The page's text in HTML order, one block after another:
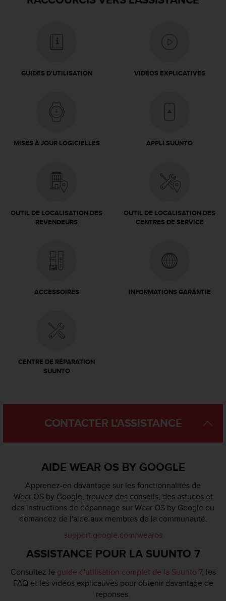
GUIDES D'UTILISATION VIDÉOS EXPLICATIVES
MISES À JOUR LOGICIELLES APPLI SUUNTO
OUTIL DE LOCALISATION DES
REVENDEURS
OUTIL DE LOCALISATION DES
CENTRES DE SERVICE
ACCESSOIRES INFORMATIONS GARANTIE
CENTRE DE RÉPARATION
SUUNTO
CONTACTER L'ASSISTANCE
AIDE WEAR OS BY GOOGLE
Apprenez-en davantage sur les fonctionnalités de
Wear OS by Google, trouvez des conseils, des astuces et
des instructions de dépannage sur Wear OS by Google ou
demandez de l'aide aux membres de la communauté.
support.google.com/wearos
ASSISTANCE POUR LA SUUNTO 7
Consultez le guide d'utilisation complet de la Suunto 7, les
FAQ et les vidéos explicatives pour obtenir davantage de
réponses.